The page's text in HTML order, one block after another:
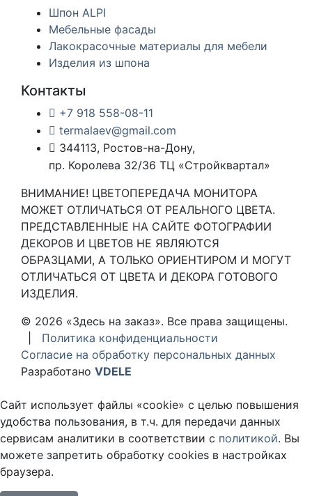
Шпон ALPI
Мебельные фасады
Лакокрасочные материалы для мебели
Изделия из шпона
Контакты
+7 918 558-08-11
termalaev@gmail.com
344113, Ростов-на-Дону,
пр. Королева 32/36 ТЦ «Стройквартал»
ВНИМАНИЕ! ЦВЕТОПЕРЕДАЧА МОНИТОРА
МОЖЕТ ОТЛИЧАТЬСЯ ОТ РЕАЛЬНОГО ЦВЕТА.
ПРЕДСТАВЛЕННЫЕ НА САЙТЕ ФОТОГРАФИИ
ДЕКОРОВ И ЦВЕТОВ НЕ ЯВЛЯЮТСЯ
ОБРАЗЦАМИ, А ТОЛЬКО ОРИЕНТИРОМ И МОГУТ
ОТЛИЧАТЬСЯ ОТ ЦВЕТА И ДЕКОРА ГОТОВОГО
ИЗДЕЛИЯ.
© 2026 «Здесь на заказ». Все права защищены.
Политика конфиденциальности
Согласие на обработку персональных данных
Разработано VDELE
Сайт использует файлы «cookie» с целью повышения
удобства пользования, в т.ч. для передачи данных
сервисам аналитики в соответствии с политикой. Вы
можете запретить обработку cookies в настройках
браузера.